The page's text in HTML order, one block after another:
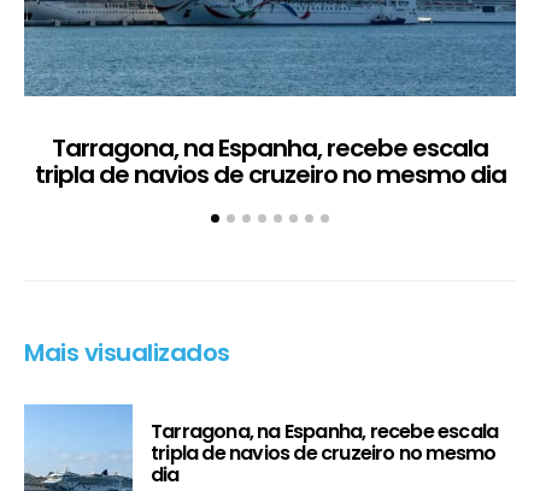
Tarragona, na Espanha, recebe escala
tripla de navios de cruzeiro no mesmo dia
Mais visualizados
Tarragona, na Espanha, recebe escala
tripla de navios de cruzeiro no mesmo
dia